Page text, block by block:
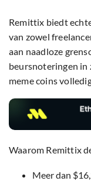
Remittix biedt
van zowel
aan naadloze
beursnoteringen in
meme coins
Waarom Remittix
Meer dan